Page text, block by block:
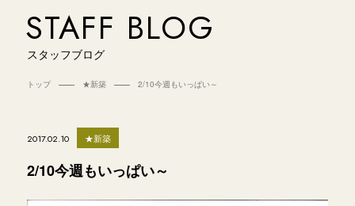
STAFF BLOG
スタッフブログ
トップ ★新築 2/10今週もいっぱい～
2017.02.10 ★新築
2/10今週もいっぱい～